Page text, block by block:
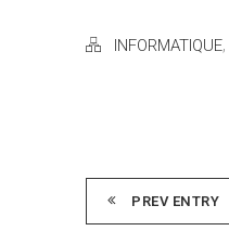
INFORMATIQUE,
PREV ENTRY